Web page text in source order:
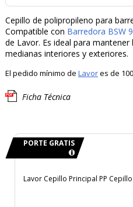
Cepillo de polipropileno para
Compatible con Barredora BSW
de Lavor. Es ideal para
medianas interiores y exteriores.
El pedido mínimo de Lavores de
Ficha Técnica
PORTE GRATIS
Lavor Cepillo Principal PP